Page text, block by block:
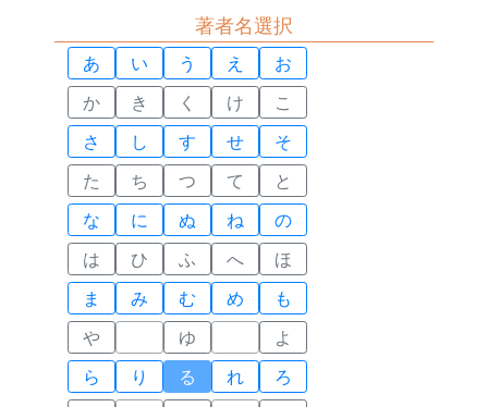
著者名選択
あ い う え
お
か
き く け
こ
さ
し す せ
そ
た
ち つ て
と
な
に ぬ ね
の
は
ひ ふ へ
ほ
ま
み む め
も
や
ゆ
よ
ら
り る れ
ろ